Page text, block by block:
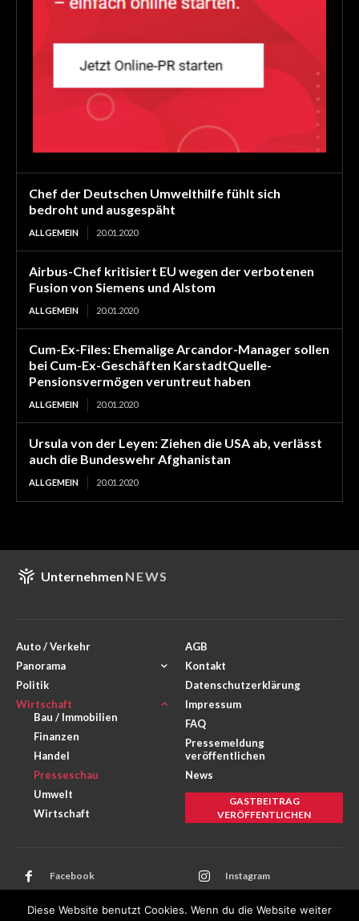
Chef der Deutschen Umwelthilfe fühlt sich
bedroht und ausgespäht
ALLGEMEIN 20.01.2020
Airbus-Chef kritisiert EU wegen der verbotenen
Fusion von Siemens und Alstom
ALLGEMEIN 20.01.2020
Cum-Ex-Files: Ehemalige Arcandor-Manager sollen
bei Cum-Ex-Geschäften KarstadtQuelle-
Pensionsvermögen veruntreut haben
ALLGEMEIN 20.01.2020
Ursula von der Leyen: Ziehen die USA ab, verlässt
auch die Bundeswehr Afghanistan
ALLGEMEIN 20.01.2020
Unternehmen NEWS
Auto / Verkehr
Panorama
Politik
Wirtschaft
Bau / Immobilien
Finanzen
Handel
Presseschau
Umwelt
Wirtschaft
AGB
Kontakt
Datenschutzerklärung
Impressum
FAQ
Pressemeldung
veröffentlichen
News
GASTBEITRAG
VERÖFFENTLICHEN
Facebook Instagram
Diese Website benutzt Cookies. Wenn du die Website weiter